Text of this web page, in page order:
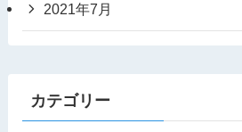
2021年7月
カテゴリー